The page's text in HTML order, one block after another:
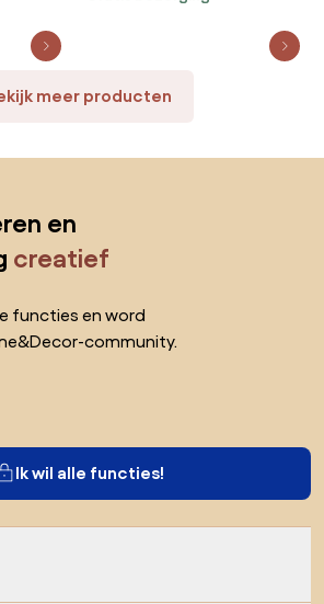
meer producten
en
creatief
functies en word
community.
Ik wil alle functies!